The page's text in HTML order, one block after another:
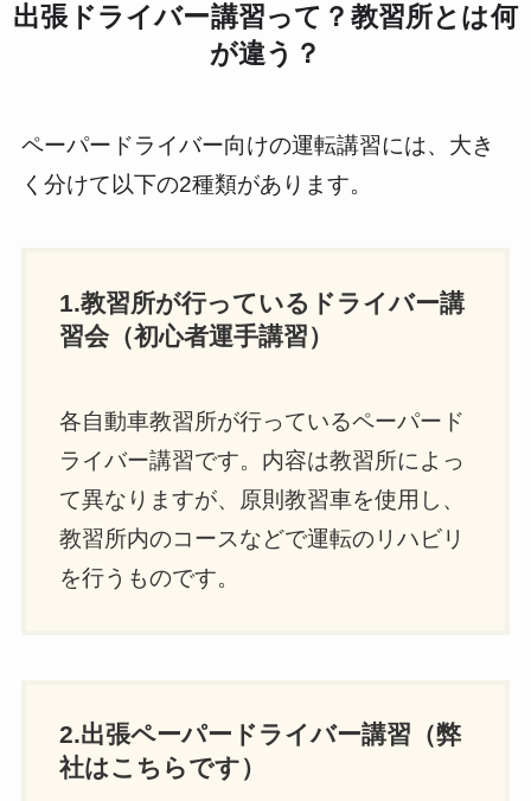
出張ドライバー講習って？教習所とは何
が違う？
ペーパードライバー向けの運転講習には、大き
く分けて以下の2種類があります。
1.教習所が行っているドライバー講
習会（初心者運手講習）
各自動車教習所が行っているペーパード
ライバー講習です。内容は教習所によっ
て異なりますが、原則教習車を使用し、
教習所内のコースなどで運転のリハビリ
を行うものです。
2.出張ペーパードライバー講習（弊
社はこちらです）